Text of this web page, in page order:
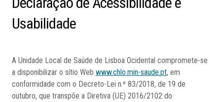
Usabilidade
A Unidade Local de Saúde de Lisboa Ocidental compromete-se
a disponibilizar o sítio Webwww.chlo.min-saude.pt, em
conformidade com o Decreto-Lei n.º 83/2018, de 19 de
outubro, que transpõe a Diretiva (UE) 2016/2102 do